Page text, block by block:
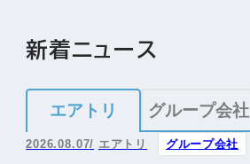
新着ニュース
エアトリ グループ会社
2026.08.07 エアトリ グループ会社